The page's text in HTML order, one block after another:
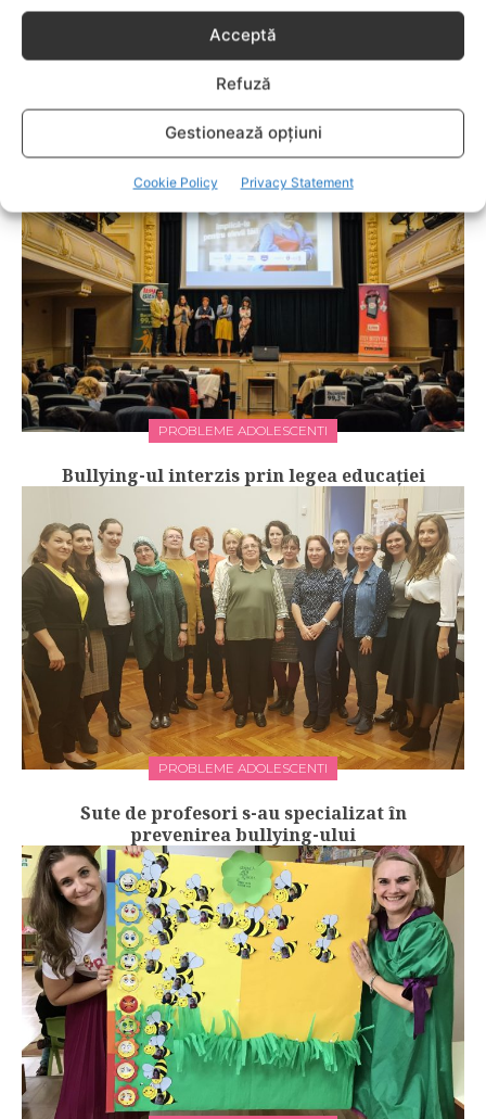
Acceptă
Refuză
Gestionează opțiuni
Cookie Policy Privacy Statement
copiilor, cât şi pe cea a părinţilor.
RELATED POSTS
PROBLEME ADOLESCENTI
Bullying-ul interzis prin legea educaţiei
PROBLEME ADOLESCENTI
Sute de profesori s-au specializat în
prevenirea bullying-ului